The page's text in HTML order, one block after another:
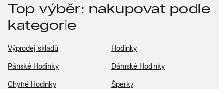
Top výběr: nakupovat podle
kategorie
Výprodej skladů Hodinky
Pánské Hodinky Dámské Hodinky
Chytré Hodinky Šperky